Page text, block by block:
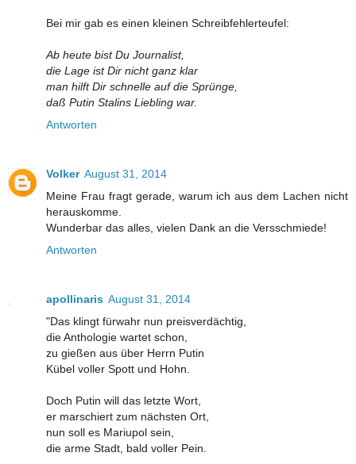
Bei mir gab es einen kleinen Schreibfehlerteufel:
Ab heute bist Du Journalist,
die Lage ist Dir nicht ganz klar
man hilft Dir schnelle auf die Sprünge,
daß Putin Stalins Liebling war.
Antworten
Volker August 31, 2014
Meine Frau fragt gerade, warum ich aus dem Lachen nicht
herauskomme.
Wunderbar das alles, vielen Dank an die Versschmiede!
Antworten
apollinaris August 31, 2014
"Das klingt fürwahr nun preisverdächtig,
die Anthologie wartet schon,
zu gießen aus über Herrn Putin
Kübel voller Spott und Hohn.
Doch Putin will das letzte Wort,
er marschiert zum nächsten Ort,
nun soll es Mariupol sein,
die arme Stadt, bald voller Pein.